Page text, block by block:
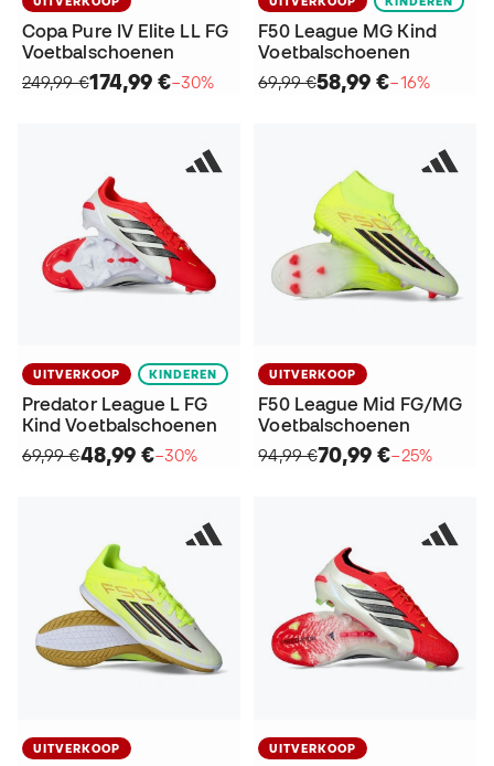
Copa Pure IV Elite LL FG
Voetbalschoenen
249,99 €174,99 €−30%
F50 League MG Kind
Voetbalschoenen
69,99 €58,99 €−16%
UITVERKOOP KINDEREN
Predator League L FG
Kind Voetbalschoenen
69,99 €48,99 €−30%
UITVERKOOP
F50 League Mid FG/MG
Voetbalschoenen
94,99 €70,99 €−25%
UITVERKOOP UITVERKOOP